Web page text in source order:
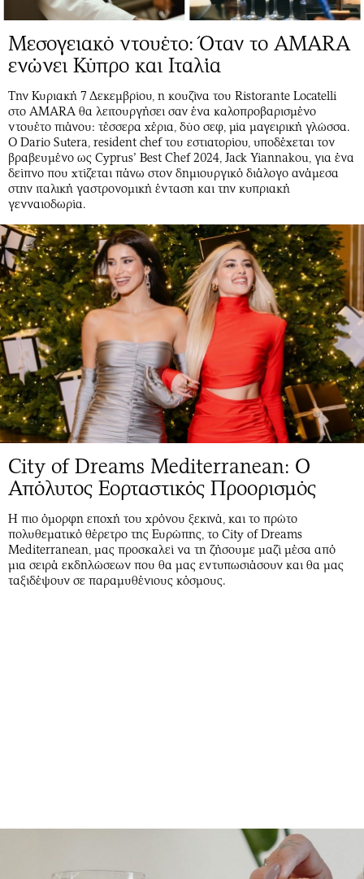
Μεσογειακό ντουέτο: Όταν το AMARA
ενώνει Κύπρο και Ιταλία
Την Κυριακή 7 Δεκεμβρίου, η κουζίνα του Ristorante Locatelli
στο AMARA θα λειτουργήσει σαν ένα καλοπροβαρισμένο
ντουέτο πιάνου: τέσσερα χέρια, δύο σεφ, μία μαγειρική γλώσσα.
Ο Dario Sutera, resident chef του εστιατορίου, υποδέχεται τον
βραβευμένο ως Cyprus’ Best Chef 2024, Jack Yiannakou, για ένα
δείπνο που χτίζεται πάνω στον δημιουργικό διάλογο ανάμεσα
στην ιταλική γαστρονομική ένταση και την κυπριακή
γενναιοδωρία.
City of Dreams Mediterranean: Ο
Απόλυτος Εορταστικός Προορισμός
Η πιο όμορφη εποχή του χρόνου ξεκινά, και το πρώτο
πολυθεματικό θέρετρο της Ευρώπης, το City of Dreams
Mediterranean, μας προσκαλεί να τη ζήσουμε μαζί μέσα από
μια σειρά εκδηλώσεων που θα μας εντυπωσιάσουν και θα μας
ταξιδέψουν σε παραμυθένιους κόσμους.